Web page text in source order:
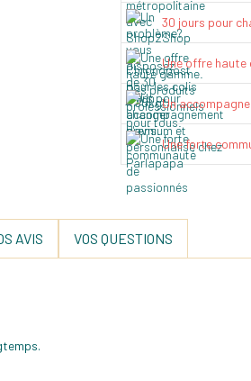
30 jours pour
Une offre haute
Un
Une forte
AVIS VOS QUESTIONS